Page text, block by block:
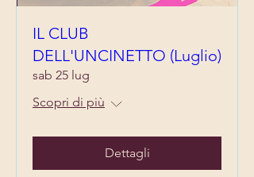
IL CLUB
DELL'UNCINETTO (Luglio)
sab 25 lug
Scopri di più
Dettagli